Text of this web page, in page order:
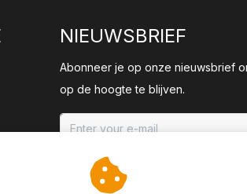
NIEUWSBRIEF
Abonneer je op onze nieuwsbrief
op de hoogte te blijven.
ABONNEER